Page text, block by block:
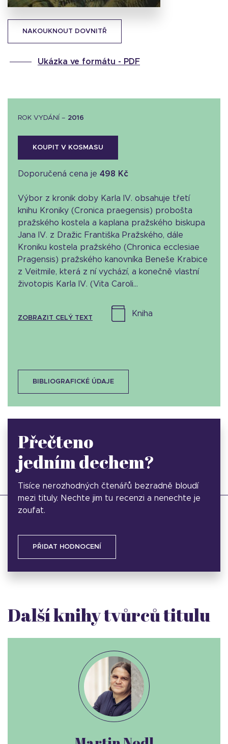
NAKOUKNOUT DOVNITŘ
Ukázka ve formátu - PDF
ROK VYDÁNÍ – 2016
KOUPIT V KOSMASU
Doporučená cena je 498 Kč
Výbor z kronik doby Karla IV. obsahuje třetí
knihu Kroniky (Cronica praegensis) probošta
pražského kostela a kaplana pražského biskupa
Jana IV. z Dražic Františka Pražského, dále
Kroniku kostela pražského (Chronica ecclesiae
Pragensis) pražského kanovníka Beneše Krabice
z Veitmile, která z ní vychází, a konečně vlastní
životopis Karla IV. (Vita Caroli...
ZOBRAZIT CELÝ TEXT
kniha
BIBLIOGRAFICKÉ ÚDAJE
Přečteno
jedním dechem?
Tisíce nerozhodných čtenářů bezradně bloudí
mezi tituly. Nechte jim tu recenzi a nenechte je
zoufat.
PŘIDAT HODNOCENÍ
Další knihy tvůrců titulu